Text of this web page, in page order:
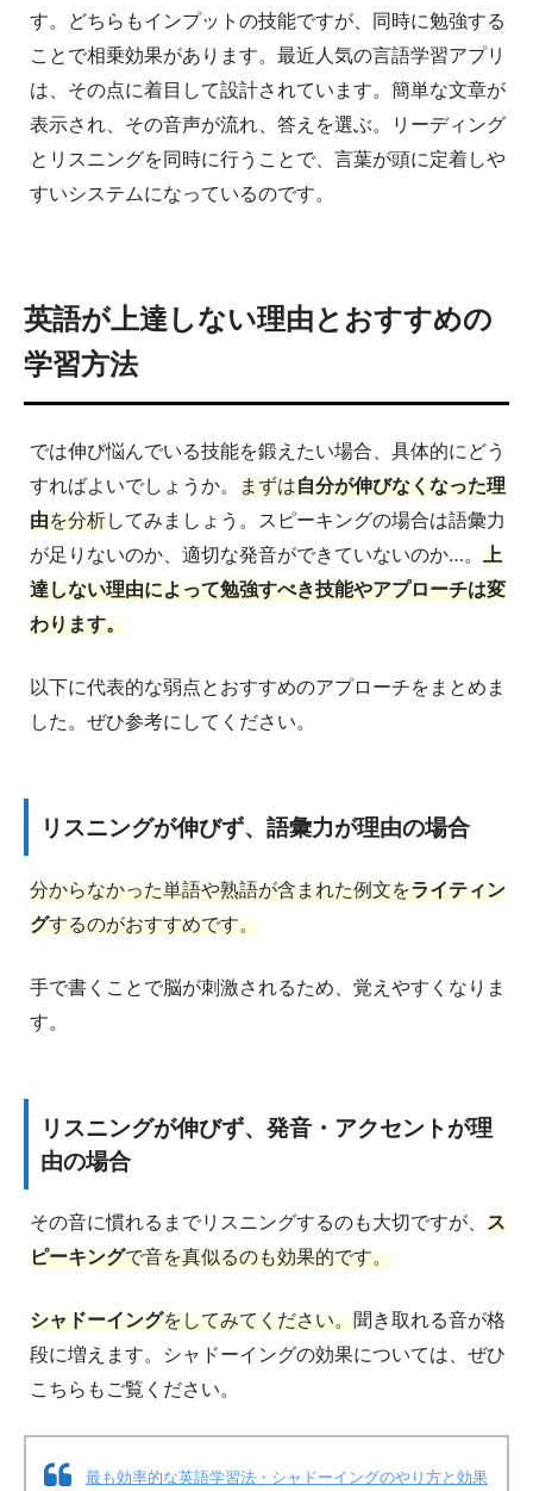
す。どちらもインプットの技能ですが、同時に勉強する
ことで相乗効果があります。最近人気の言語学習アプリ
は、その点に着目して設計されています。簡単な文章が
表示され、その音声が流れ、答えを選ぶ。リーディング
とリスニングを同時に行うことで、言葉が頭に定着しや
すいシステムになっているのです。
英語が上達しない理由とおすすめの
学習方法
では伸び悩んでいる技能を鍛えたい場合、具体的にどう
すればよいでしょうか。 まずは自分が伸びなくなった理
由を分析してみましょう。スピーキングの場合は語彙力
が足りないのか、適切な発音ができていないのか…。 上
達しない理由によって勉強すべき技能やアプローチは変
わります。
以下に代表的な弱点とおすすめのアプローチをまとめま
した。ぜひ参考にしてください。
リスニングが伸びず、語彙力が理由の場合
分からなかった単語や熟語が含まれた例文をライティン
グするのがおすすめです。
手で書くことで脳が刺激されるため、覚えやすくなりま
す。
リスニングが伸びず、発音・アクセントが理
由の場合
その音に慣れるまでリスニングするのも大切ですが、 ス
ピーキングで音を真似るのも効果的です。
シャドーイングをしてみてください。 聞き取れる音が格
段に増えます。シャドーイングの効果については、ぜひ
こちらもご覧ください。
最も効率的な英語学習法・シャドーイングのやり方と効果